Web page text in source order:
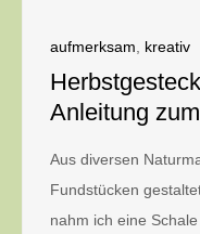
aufmerksam kreativ
Anleitung
Aus diversen
Fundstücken
nahm ich eine